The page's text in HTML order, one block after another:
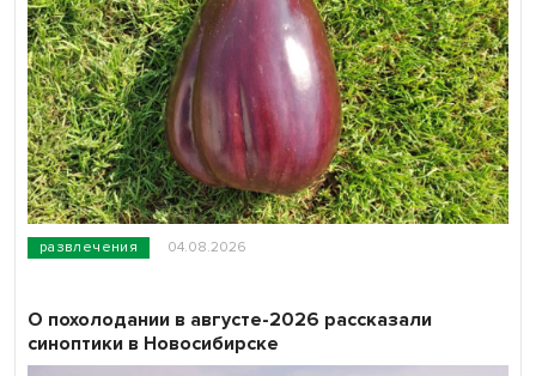
развлечения 04.08.2026
О похолодании в августе-2026 рассказали
синоптики в Новосибирске